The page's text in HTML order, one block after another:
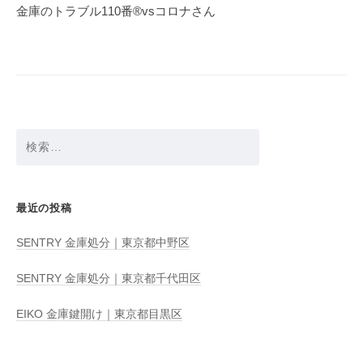
稿
ョ
金庫のトラブル110番®︎vsコロナさん
索:
最近の投稿
SENTRY 金庫処分｜東京都中野区
SENTRY 金庫処分｜東京都千代田区
EIKO 金庫鍵開け｜東京都目黒区